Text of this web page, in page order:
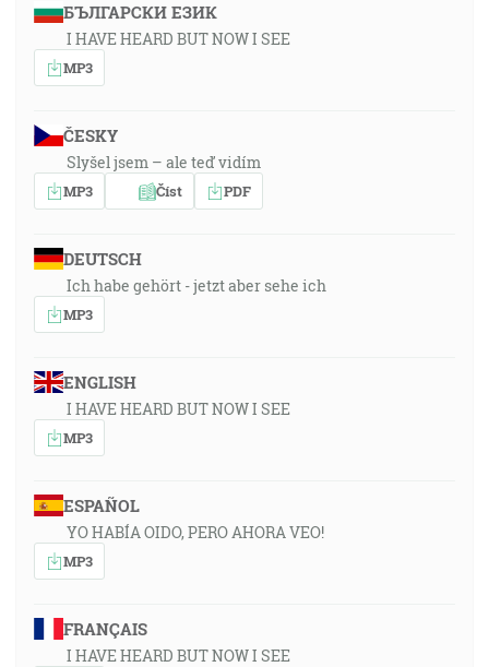
БЪЛГАРСКИ ЕЗИК
I HAVE HEARD BUT NOW I SEE
MP3
ČESKY
Slyšel jsem – ale teď vidím
MP3 Číst PDF
DEUTSCH
Ich habe gehört - jetzt aber sehe ich
MP3
ENGLISH
I HAVE HEARD BUT NOW I SEE
MP3
ESPAÑOL
YO HABÍA OIDO, PERO AHORA VEO!
MP3
FRANÇAIS
I HAVE HEARD BUT NOW I SEE